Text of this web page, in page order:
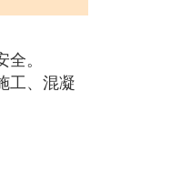
。
工、混凝